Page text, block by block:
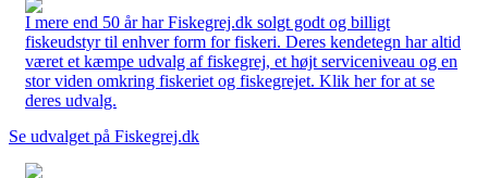
I mere end 50 år har Fiskegrej.dk solgt godt og billigt
fiskeudstyr til enhver form for fiskeri. Deres kendetegn har altid
været et kæmpe udvalg af fiskegrej, et højt serviceniveau og en
stor viden omkring fiskeriet og fiskegrejet. Klik her for at se
deres udvalg.
Se udvalget på Fiskegrej.dk